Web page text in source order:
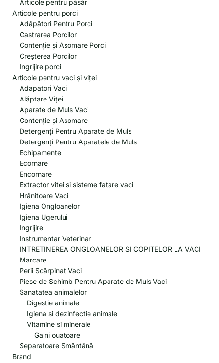
Articole pentru păsări
Articole pentru porci
Adăpători Pentru Porci
Castrarea Porcilor
Contenție și Asomare Porci
Creșterea Porcilor
Ingrijire porci
Articole pentru vaci și viței
Adapatori Vaci
Alăptare Viței
Aparate de Muls Vaci
Contenție și Asomare
Detergenți Pentru Aparate de Muls
Detergenți Pentru Aparatele de Muls
Echipamente
Ecornare
Encornare
Extractor vitei si sisteme fatare vaci
Hrănitoare Vaci
Igiena Ongloanelor
Igiena Ugerului
Ingrijire
Instrumentar Veterinar
INTRETINEREA ONGLOANELOR SI COPITELOR LA VACI
Marcare
Perii Scărpinat Vaci
Piese de Schimb Pentru Aparate de Muls Vaci
Sanatatea animalelor
Digestie animale
Igiena si dezinfectie animale
Vitamine si minerale
Gaini ouatoare
Separatoare Smântână
Brand